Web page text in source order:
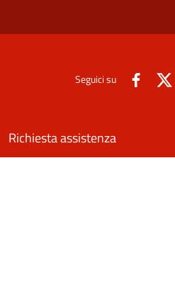
Seguici su
Richiesta assistenza